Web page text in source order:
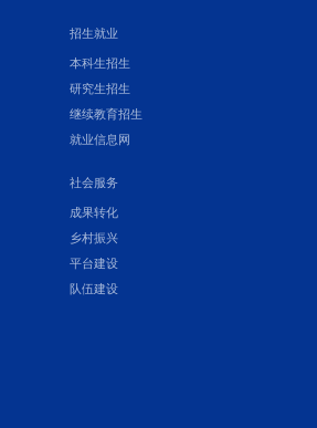
招生就业
本科生招生
研究生招生
继续教育招生
就业信息网
社会服务
成果转化
乡村振兴
平台建设
队伍建设